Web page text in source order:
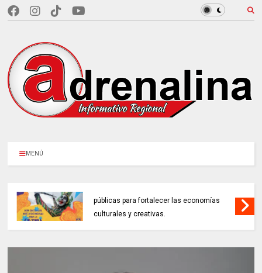
MENÚ
públicas para fortalecer las economías
culturales y creativas.